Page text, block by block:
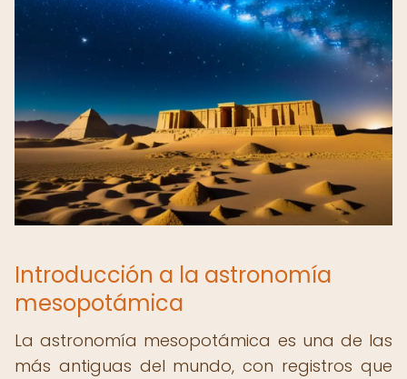
Introducción a la astronomía
mesopotámica
La astronomía mesopotámica es una de las
más antiguas del mundo, con registros que